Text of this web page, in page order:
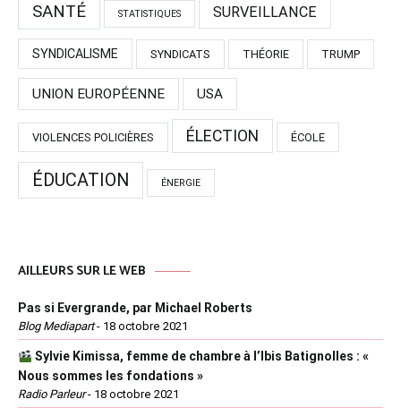
SANTÉ STATISTIQUES SURVEILLANCE
SYNDICALISME SYNDICATS THÉORIE TRUMP
UNION EUROPÉENNE USA
VIOLENCES POLICIÈRES ÉLECTION ÉCOLE
ÉDUCATION ÉNERGIE
AILLEURS SUR LE WEB
Pas si Evergrande, par Michael Roberts
Blog Mediapart- 18 octobre 2021
Sylvie Kimissa, femme de chambre à l’Ibis Batignolles : «
Nous sommes les fondations »
Radio Parleur- 18 octobre 2021